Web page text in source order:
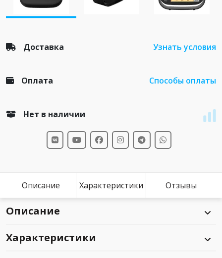
Доставка Узнать условия
Оплата Способы оплаты
Нет в наличии
Описание Характеристики Отзывы
Описание
Характеристики